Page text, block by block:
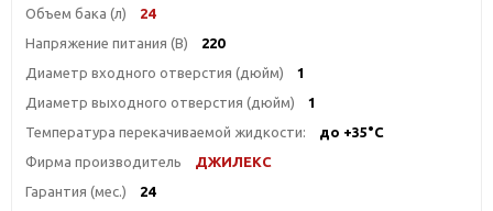
Объем бака (л)
24
Напряжение питания (В)
220
Диаметр входного отверстия (дюйм)
1
Диаметр выходного отверстия (дюйм)
1
Температура перекачиваемой жидкости:
до +35°С
Фирма производитель
ДЖИЛЕКС
Гарантия (мес.)
24